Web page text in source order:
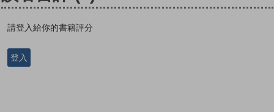
請登入給你的書籍評分
登入